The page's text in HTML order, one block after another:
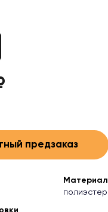
предзаказ
Материал
полиэстер